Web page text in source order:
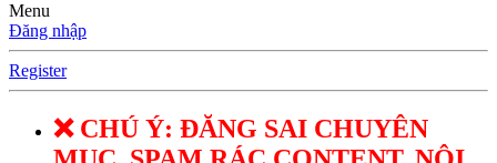
Menu
Đăng nhập
Register
❌ CHÚ Ý: ĐĂNG SAI CHUYÊN